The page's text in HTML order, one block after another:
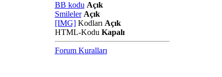
BB kodu Açık
Smileler Açık
[IMG]Kodları Açık
HTML-Kodu Kapalı
Forum Kuralları